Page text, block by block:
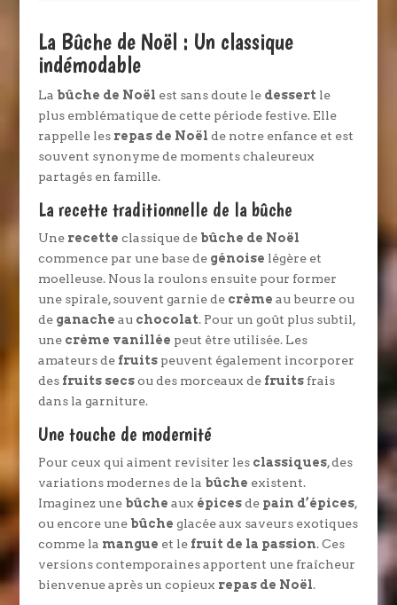
La Bûche de Noël : Un classique
indémodable
La bûche de Noël est sans doute le dessert le
plus emblématique de cette période festive. Elle
rappelle les repas de Noël de notre enfance et est
souvent synonyme de moments chaleureux
partagés en famille.
La recette traditionnelle de la bûche
Une recette classique de bûche de Noël
commence par une base de génoise légère et
moelleuse. Nous la roulons ensuite pour former
une spirale, souvent garnie de crème au beurre ou
de ganache au chocolat. Pour un goût plus subtil,
une crème vanillée peut être utilisée. Les
amateurs de fruitspeuvent également incorporer
des fruits secsou des morceaux de fruitsfrais
dans la garniture.
Une touche de modernité
Pour ceux qui aiment revisiter les classiques, des
variations modernes de la bûche existent.
Imaginez une bûche aux épicesde pain d’épices,
ou encore une bûche glacée aux saveurs exotiques
comme la mangue et le fruit de la passion. Ces
versions contemporaines apportent une fraîcheur
bienvenue après un copieux repas de Noël.